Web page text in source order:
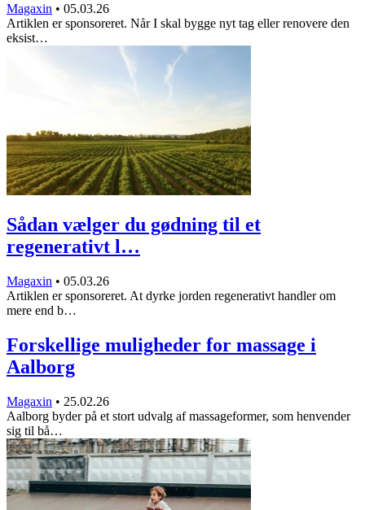
Magaxin • 05.03.26
Artiklen er sponsoreret. Når I skal bygge nyt tag eller renovere den
eksist…
Sådan vælger du gødning til et
regenerativt l…
Magaxin • 05.03.26
Artiklen er sponsoreret. At dyrke jorden regenerativt handler om
mere end b…
Forskellige muligheder for massage i
Aalborg
Magaxin • 25.02.26
Aalborg byder på et stort udvalg af massageformer, som henvender
sig til bå…